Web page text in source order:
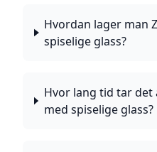
Hvordan lager man
spiselige glass?
Hvor lang tid tar det
med spiselige glass?